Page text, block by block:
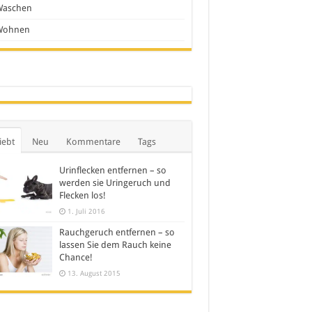
Neu Kommentare Tags
Urinflecken entfernen – so
werden sie Uringeruch und
Flecken los!
1. Juli 2016
Rauchgeruch entfernen – so
lassen Sie dem Rauch keine
Chance!
13. August 2015